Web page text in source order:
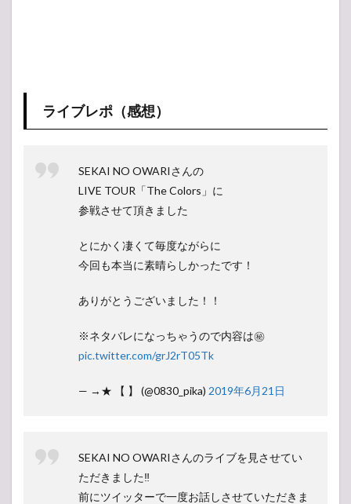
ライブレポ（感想）
SEKAI NO OWARIさんの
LIVE TOUR「The Colors」に
参戦させて頂きました
とにかく凄くて毎度ながらに
今回も本当に素晴らしかったです！
ありがとうございました！！
※ネタバレになっちゃうので内容は㊙️
pic.twitter.com/grJ2rT05Tk
— →★ 【 】 (@0830_pika) 2019年6月21日
SEKAI NO OWARIさんのライブを見させてい
ただきました‼️
前にツイッターで一度お話しさせていただきま